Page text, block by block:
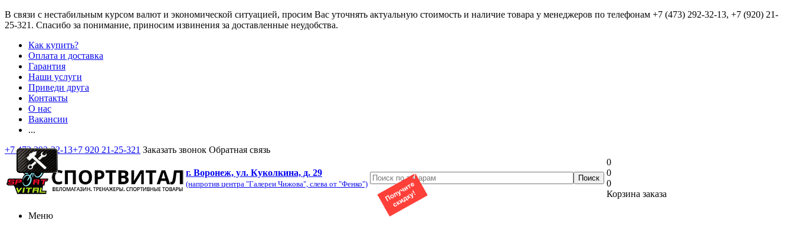
В связи с нестабильным курсом валют и экономической ситуацией, просим Вас уточнять актуальную стоимость и наличие товара у менеджеров по телефонам +7 (473) 292-32-13, +7 (920) 21-
25-321 . Спасибо за понимание, приносим извинения за доставленные неудобства.
Как купить?
Оплата и доставка
Гарантия
Наши услуги
Приведи друга
Контакты
О нас
Вакансии
...
+7 473 292-32-13+7 920 21-25-321 Заказать звонок Обратная связь
г. Воронеж, ул. Куколкина, д. 29
(напротив центра "Галереи Чижова", слева от "Фенко")
0
0
0
Корзина заказа
Меню